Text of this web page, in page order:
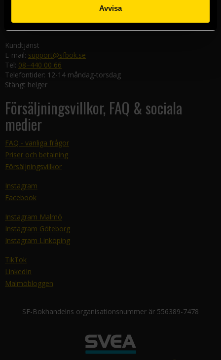
Avvisa
582 19 Linköping
Kundtjänst
E-mail: support@sfbok.se
Tel: 08–440 00 66
Telefontider: 12-14 måndag-torsdag
Stängt helger
Försäljningsvillkor, FAQ & sociala
medier
FAQ - vanliga frågor
Priser och betalning
Försäljningsvillkor
Instagram
Facebook
Instagram Malmö
Instagram Göteborg
Instagram Linköping
TikTok
LinkedIn
Malmöbloggen
SF-Bokhandelns organisationsnummer är 556389-7478